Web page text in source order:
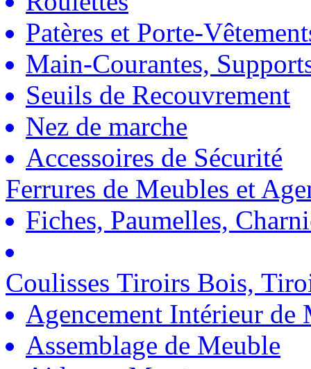
Patères et Porte-
Main-Courantes,
Seuils de Recouvrement
Nez de marche
Accessoires de Sécurité
Ferrures de Meubles et
Fiches, Paumelles,
Coulisses Tiroirs Bois,
Agencement Intérieur de
Assemblage de Meuble